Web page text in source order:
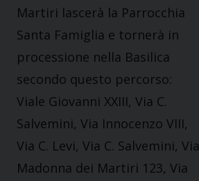
Martiri lascerà la Parrocchia
Santa Famiglia e tornerà in
processione nella Basilica
secondo questo percorso:
Viale Giovanni XXIII, Via C.
Salvemini, Via Innocenzo VIII,
Via C. Levi, Via C. Salvemini, Via
Madonna dei Martiri 123, Via